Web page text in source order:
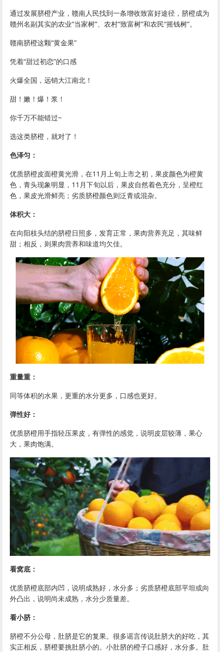
通过发展脐橙产业，赣南人民找到一条增收致富好途径， 脐橙成为
赣州名副其实的农业“当家树”、农村“致富树”和农民“摇钱树”。
赣南脐橙这颗“黄金果”
凭着“甜过初恋”的口感
火爆全国，远销大江南北！
甜！嫩！爆！浆！
你千万不能错过~
选这类脐橙 ，就对了！
色泽匀：
优质脐橙皮面橙黄光滑，在11月上旬上市之初，果皮颜色为橙黄
色，青头现象明显，11月下旬以后，果皮自然着色充分，呈橙红
色，果皮光滑鲜亮；劣质脐橙颜色则泛青或混杂。
体积大：
在向阳枝头结的脐橙日照多，发育正常，果肉营养充足，其味鲜
甜；相反，则果肉营养和味道均欠佳。
重量重：
同等体积的水果，更重的水分更多，口感也更好。
弹性好：
优质脐橙用手指轻压果皮，有弹性的感觉，说明皮层较薄，果心
大，果肉饱满。
看窝底：
优质脐橙底部内凹，说明成熟好，水分多；劣质脐橙底部平坦或向
外凸出，说明尚未成熟，水分少质量差。
看小脐：
脐橙不分公母，肚脐是它的复果。很多谣言传说肚脐大的好吃，其
实正相反， 脐橙要挑肚脐小的。小肚脐的橙子口感好，水分多。肚